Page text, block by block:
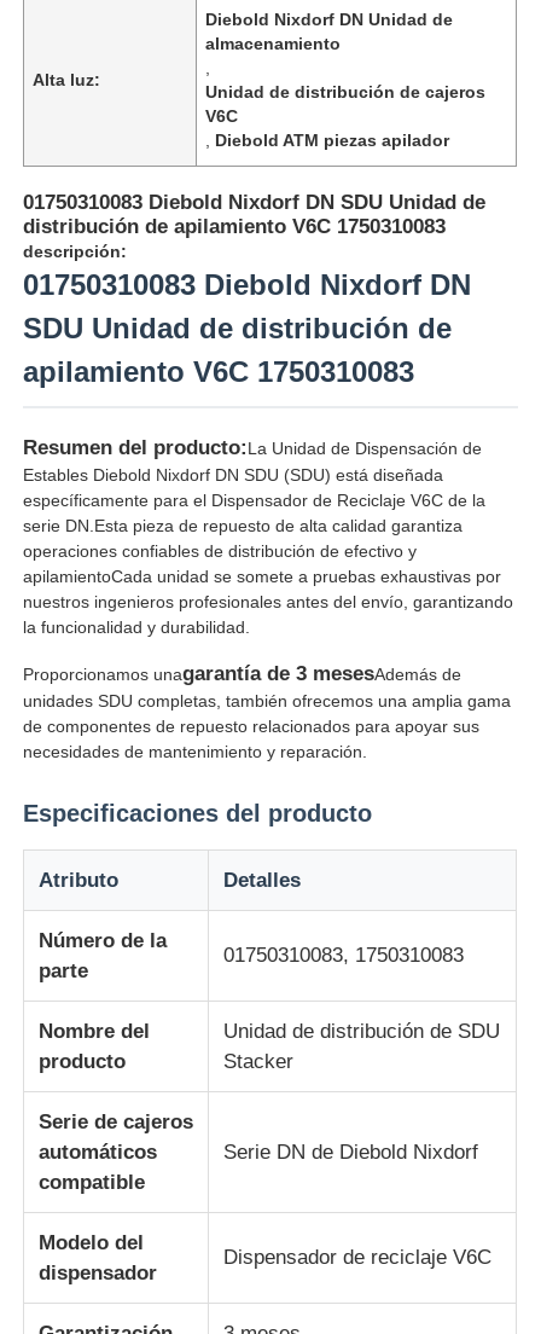
Inicio
Productos
Visita a la fábrica
Contacto
Todos los casos
Solicitar una cotización
Alta luz:
Diebold Nixdorf DN Unidad de
almacenamiento
Unidad de distribución de cajeros
V6C
Diebold ATM piezas apilador
01750310083 Diebold Nixdorf DN SDU Unidad de
distribución de apilamiento V6C 1750310083
descripción:
01750310083 Diebold Nixdorf DN
SDU Unidad de distribución de
apilamiento V6C 1750310083
Resumen del producto:La Unidad de Dispensación de
Estables Diebold Nixdorf DN SDU (SDU) está diseñada
específicamente para el Dispensador de Reciclaje V6C de la
serie DN.Esta pieza de repuesto de alta calidad garantiza
operaciones confiables de distribución de efectivo y
apilamientoCada unidad se somete a pruebas exhaustivas por
nuestros ingenieros profesionales antes del envío, garantizando
la funcionalidad y durabilidad.
Proporcionamos unagarantía de 3 mesesAdemás de
unidades SDU completas, también ofrecemos una amplia gama
de componentes de repuesto relacionados para apoyar sus
necesidades de mantenimiento y reparación.
Especificaciones del producto
Atributo Detalles
Número de la
parte
01750310083, 1750310083
Nombre del
producto
Unidad de distribución de SDU
Stacker
Serie de cajeros
automáticos
compatible
Serie DN de Diebold Nixdorf
Modelo del
dispensador
Dispensador de reciclaje V6C